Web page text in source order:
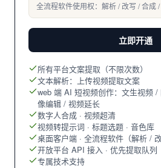
全流程软件使用权：解析 / 改写 / 合成 /
立即开通
所有平台文案提取（不限次数）
文本解析：上传视频提取文案
web 端 AI 短视频创作：文生视频
像编辑 / 视频延长
数字人合成 · 视频超清
视频转提示词 · 标题选题 · 音色库
桌面客户端 · 全流程软件（解析 /
开放平台 API 接入 · 优先提取队列
专属技术支持